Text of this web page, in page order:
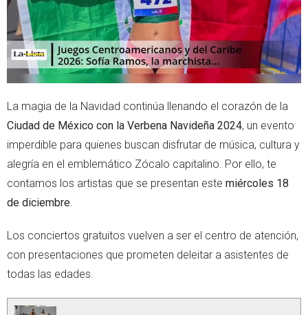
La magia de la Navidad continúa llenando el corazón de la
Ciudad de México con la Verbena Navideña 2024, un evento
imperdible para quienes buscan disfrutar de música, cultura y
alegría en el emblemático Zócalo capitalino. Por ello, te
contamos los artistas que se presentan este miércoles 18
de diciembre
Los conciertos gratuitos vuelven a ser el centro de atención,
con presentaciones que prometen deleitar a asistentes de
todas las edades.